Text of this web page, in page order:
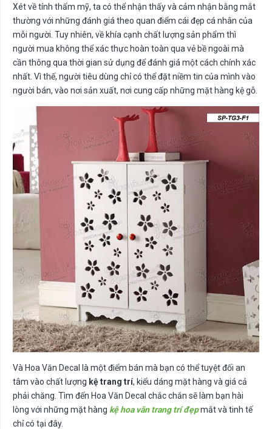
Xét về tính thẩm mỹ, ta có thể nhận thấy và cảm nhận bằng mắt
thường với những đánh giá theo quan điểm cái đẹp cá nhân của
mỗi người. Tuy nhiên, về khía cạnh chất lượng sản phẩm thì
người mua không thể xác thực hoàn toàn qua vẻ bề ngoài mà
cần thông qua thời gian sử dụng để đánh giá một cách chính xác
nhất. Vì thế, người tiêu dùng chỉ có thể đặt niềm tin của mình vào
người bán, vào nơi sản xuất, nơi cung cấp những mặt hàng kệ gỗ.
Và Hoa Văn Decal là một điểm bán mà bạn có thể tuyệt đối an
tâm vào chất lượng kệ trang trí, kiểu dáng mặt hàng và giá cả
phải chăng. Tìm đến Hoa Văn Decal chắc chắn sẽ làm bạn hài
lòng với những mặt hàng kệ hoa văn trang trí đẹpmắt và tinh tế
chỉ có tại đây.